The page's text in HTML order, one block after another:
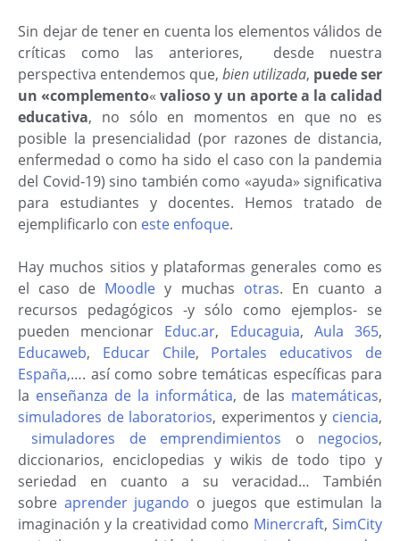
Sin dejar de tener en cuenta los elementos válidos de
críticas como las anteriores, desde nuestra
perspectiva entendemos que, bien utilizada, puede ser
un «complemento« valiosoy un aporte a la calidad
educativa, no sólo en momentos en que no es
posible la presencialidad (por razones de distancia,
enfermedad o como ha sido el caso con la pandemia
del Covid-19) sino también como «ayuda» significativa
para estudiantes y docentes. Hemos tratado de
ejemplificarlo con este enfoque.
Hay muchos sitios y plataformas generales como es
el caso de Moodle y muchas otras. En cuanto a
recursos pedagógicos -y sólo como ejemplos- se
pueden mencionar Educ.ar, Educaguia, Aula 365,
Educaweb, Educar Chile, Portales educativos de
España,…. así como sobre temáticas específicas para
la enseñanza de la informática, de las matemáticas,
simuladores de laboratorios, experimentos y ciencia,
simuladores de emprendimientos o negocios,
diccionarios, enciclopedias y wikis de todo tipo y
seriedad en cuanto a su veracidad… También
sobre aprender jugando o juegos que estimulan la
imaginación y la creatividad como Minercraft,SimCity